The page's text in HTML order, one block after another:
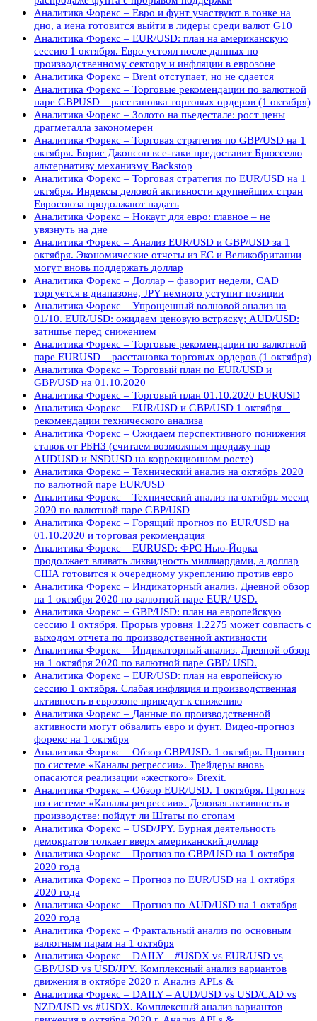
Аналитика Форекс – Евро и фунт участвуют в гонке на
дно, а иена готовится выйти в лидеры среди валют G10
Аналитика Форекс – EUR/USD: план на американскую
сессию 1 октября. Евро устоял после данных по
производственному сектору и инфляции в еврозоне
Аналитика Форекс – Brent отступает, но не сдается
Аналитика Форекс – Торговые рекомендации по валютной
паре GBPUSD – расстановка торговых ордеров (1 октября)
Аналитика Форекс – Золото на пьедестале: рост цены
драгметалла закономерен
Аналитика Форекс – Торговая стратегия по GBP/USD на 1
октября. Борис Джонсон все-таки предоставит Брюсселю
альтернативу механизму Backstop
Аналитика Форекс – Торговая стратегия по EUR/USD на 1
октября. Индексы деловой активности крупнейших стран
Евросоюза продолжают падать
Аналитика Форекс – Нокаут для евро: главное – не
увязнуть на дне
Аналитика Форекс – Анализ EUR/USD и GBP/USD за 1
октября. Экономические отчеты из ЕС и Великобритании
могут вновь поддержать доллар
Аналитика Форекс – Доллар – фаворит недели, CAD
торгуется в диапазоне, JPY немного уступит позиции
Аналитика Форекс – Упрощенный волновой анализ на
01/10. EUR/USD: ожидаем ценовую встряску; AUD/USD:
затишье перед снижением
Аналитика Форекс – Торговые рекомендации по валютной
паре EURUSD – расстановка торговых ордеров (1 октября)
Аналитика Форекс – Торговый план по EUR/USD и
GBP/USD на 01.10.2020
Аналитика Форекс – Торговый план 01.10.2020 EURUSD
Аналитика Форекс – EUR/USD и GBP/USD 1 октября –
рекомендации технического анализа
Аналитика Форекс – Ожидаем перспективного понижения
ставок от РБНЗ (считаем возможным продажу пар
AUDUSD и NSDUSD на коррекционном росте)
Аналитика Форекс – Технический анализ на октябрь 2020
по валютной паре EUR/USD
Аналитика Форекс – Технический анализ на октябрь месяц
2020 по валютной паре GBP/USD
Аналитика Форекс – Горящий прогноз по EUR/USD на
01.10.2020 и торговая рекомендация
Аналитика Форекс – EURUSD: ФРС Нью-Йорка
продолжает вливать ликвидность миллиардами, а доллар
США готовится к очередному укреплению против евро
Аналитика Форекс – Индикаторный анализ. Дневной обзор
на 1 октября 2020 по валютной паре EUR/ USD.
Аналитика Форекс – GBP/USD: план на европейскую
сессию 1 октября. Прорыв уровня 1.2275 может совпасть с
выходом отчета по производственной активности
Аналитика Форекс – Индикаторный анализ. Дневной обзор
на 1 октября 2020 по валютной паре GBP/ USD.
Аналитика Форекс – EUR/USD: план на европейскую
сессию 1 октября. Слабая инфляция и производственная
активность в еврозоне приведут к снижению
Аналитика Форекс – Данные по производственной
активности могут обвалить евро и фунт. Видео-прогноз
форекс на 1 октября
Аналитика Форекс – Обзор GBP/USD. 1 октября. Прогноз
по системе «Каналы регрессии». Трейдеры вновь
опасаются реализации «жесткого» Brexit.
Аналитика Форекс – Обзор EUR/USD. 1 октября. Прогноз
по системе «Каналы регрессии». Деловая активность в
производстве: пойдут ли Штаты по стопам
Аналитика Форекс – USD/JPY. Бурная деятельность
демократов толкает вверх американский доллар
Аналитика Форекс – Прогноз по GBP/USD на 1 октября
2020 года
Аналитика Форекс – Прогноз по EUR/USD на 1 октября
2020 года
Аналитика Форекс – Прогноз по AUD/USD на 1 октября
2020 года
Аналитика Форекс – Фрактальный анализ по основным
валютным парам на 1 октября
Аналитика Форекс – DAILY – #USDX vs EUR/USD vs
GBP/USD vs USD/JPY. Комплексный анализ вариантов
движения в октябре 2020 г. Анализ APLs &
Аналитика Форекс – DAILY – AUD/USD vs USD/CAD vs
NZD/USD vs #USDX. Комплексный анализ вариантов